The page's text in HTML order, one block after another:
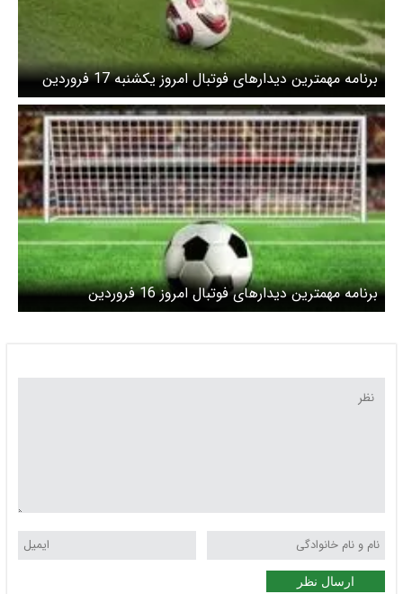
برنامه مهمترین دیدارهای فوتبال امروز یکشنبه 17 فروردین
برنامه مهمترین دیدارهای فوتبال امروز 16 فروردین
ارسال نظر